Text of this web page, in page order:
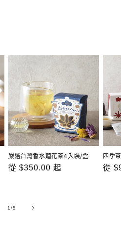
嚴選台灣香水蓮花茶4入裝/盒
定
從 $350.00 起
四季
定
從
1//5